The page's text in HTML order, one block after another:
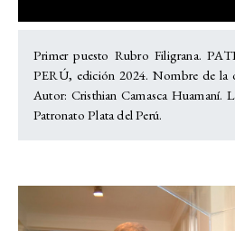
Primer puesto Rubro Filigrana.
PERÚ, edición 2024. Nombre de la
Autor: Cristhian Camasca Huamaní.
Patronato Plata del Perú.